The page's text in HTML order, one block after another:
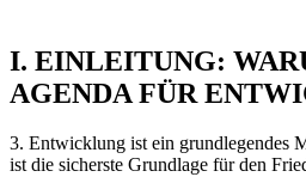
I. EINLEITUNG:
AGENDA FÜR
3. Entwicklung ist ein grundlegendes
ist die sicherste Grundlage für den